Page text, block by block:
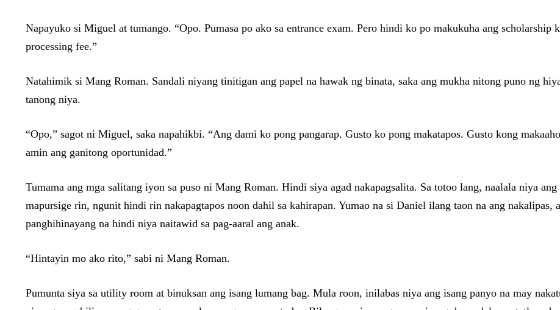
Napayuko si Miguel at tumango. “Opo. Pumasa po ako sa entrance exam. Pero hindi ko po makukuha ang
processing fee.”
Natahimik si Mang Roman. Sandali niyang tinitigan ang papel na hawak ng binata, saka ang mukha nitong puno ng
tanong niya.
“Opo,” sagot ni Miguel, saka napahikbi. “Ang dami ko pong pangarap. Gusto ko pong makatapos. Gusto kong
amin ang ganitong oportunidad.”
Tumama ang mga salitang iyon sa puso ni Mang Roman. Hindi siya agad nakapagsalita. Sa totoo lang, naalala niya
mapursige rin, ngunit hindi rin nakapagtapos noon dahil sa kahirapan. Yumao na si Daniel ilang taon na ang nakalipas,
panghihinayang na hindi niya naitawid sa pag-aaral ang anak.
“Hintayin mo ako rito,” sabi ni Mang Roman.
Pumunta siya sa utility room at binuksan ang isang lumang bag. Mula roon, inilabas niya ang isang panyo na may